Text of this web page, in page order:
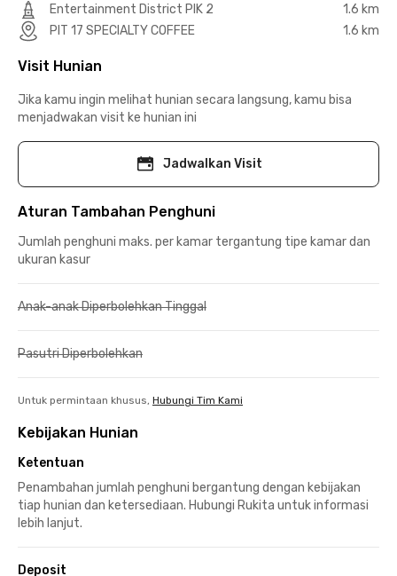
Entertainment District PIK 2
1.6 km
PIT 17 SPECIALTY COFFEE
1.6 km
Visit Hunian
Jika kamu ingin melihat hunian secara langsung, kamu bisa
menjadwakan visit ke hunian ini
Jadwalkan Visit
Aturan Tambahan Penghuni
Jumlah penghuni maks. per kamar tergantung tipe kamar dan
ukuran kasur
Anak-anak Diperbolehkan Tinggal
Pasutri Diperbolehkan
Untuk permintaan khusus, Hubungi Tim Kami
Kebijakan Hunian
Ketentuan
Penambahan jumlah penghuni bergantung dengan kebijakan
tiap hunian dan ketersediaan. Hubungi Rukita untuk informasi
lebih lanjut.
Deposit